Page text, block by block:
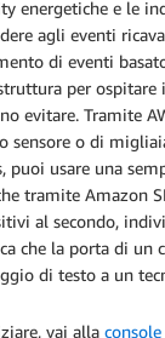
energetiche e le
agli eventi
di eventi
per ospitare
evitare. Tramite
sensore o di
puoi usare una
tramite Amazon
al secondo,
che la porta di un
di testo a un
vai alla